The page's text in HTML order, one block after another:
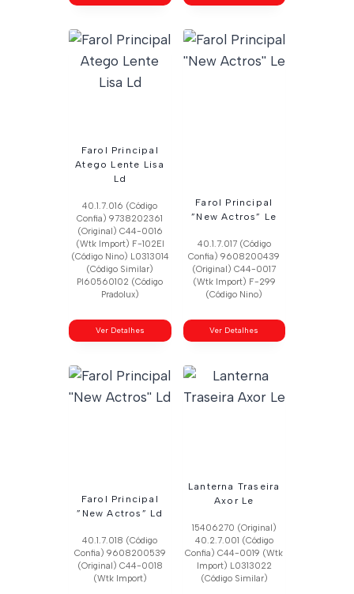
Farol Principal
Atego Lente Lisa
Ld
40.1.7.016 (Código
Confia) 9738202361
(Original) C44-0016
(Wtk Import) F-102El
(Código Nino) L0313014
(Código Similar)
Pl60560102 (Código
Pradolux)
Ver Detalhes
Farol Principal
”New Actros” Le
40.1.7.017 (Código
Confia) 9608200439
(Original) C44-0017
(Wtk Import) F-299
(Código Nino)
Ver Detalhes
Farol Principal
”New Actros” Ld
40.1.7.018 (Código
Confia) 9608200539
(Original) C44-0018
(Wtk Import)
Lanterna Traseira
Axor Le
15406270 (Original)
40.2.7.001 (Código
Confia) C44-0019 (Wtk
Import) L0313022
(Código Similar)